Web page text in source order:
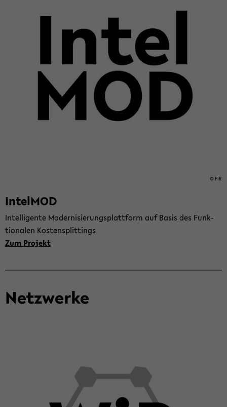
© FIR
In­tel­MOD
In­tel­li­gen­te Mo­der­ni­sie­rungs­platt­form auf Basis des Funk­
tio­na­len Kos­ten­split­tings
Zum Pro­jekt
Netz­wer­ke